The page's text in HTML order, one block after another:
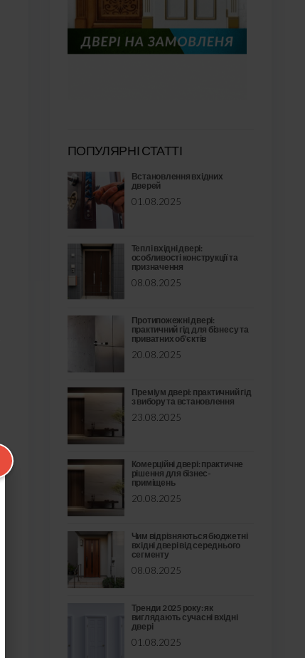
ПОПУЛЯРНІ СТАТТІ
Встановлення вхідних
дверей
01.08.2025
Теплі вхідні двері:
особливості конструкції та
призначення
08.08.2025
Протипожежні двері:
практичний гід для бізнесу та
приватних об’єктів
20.08.2025
Преміум двері: практичний гід
з вибору та встановлення
23.08.2025
Комерційні двері: практичне
рішення для бізнес-
приміщень
20.08.2025
Чим відрізняються бюджетні
вхідні двері від середнього
сегменту
08.08.2025
Тренди 2025 року: як
виглядають сучасні вхідні
двері
01.08.2025